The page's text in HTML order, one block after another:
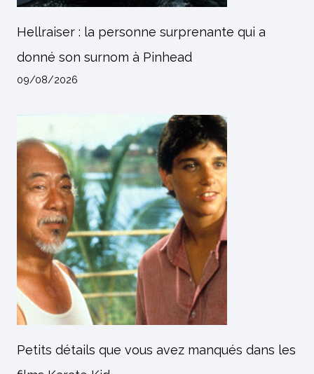
Hellraiser : la personne surprenante qui a
donné son surnom à Pinhead
09/08/2026
Petits détails que vous avez manqués dans les